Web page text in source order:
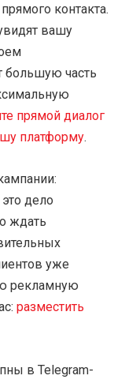
контакта.
вашу
большую часть
прямой диалог
платформу.
дело
ждать
уже
рекламную
разместить
в Telegram-